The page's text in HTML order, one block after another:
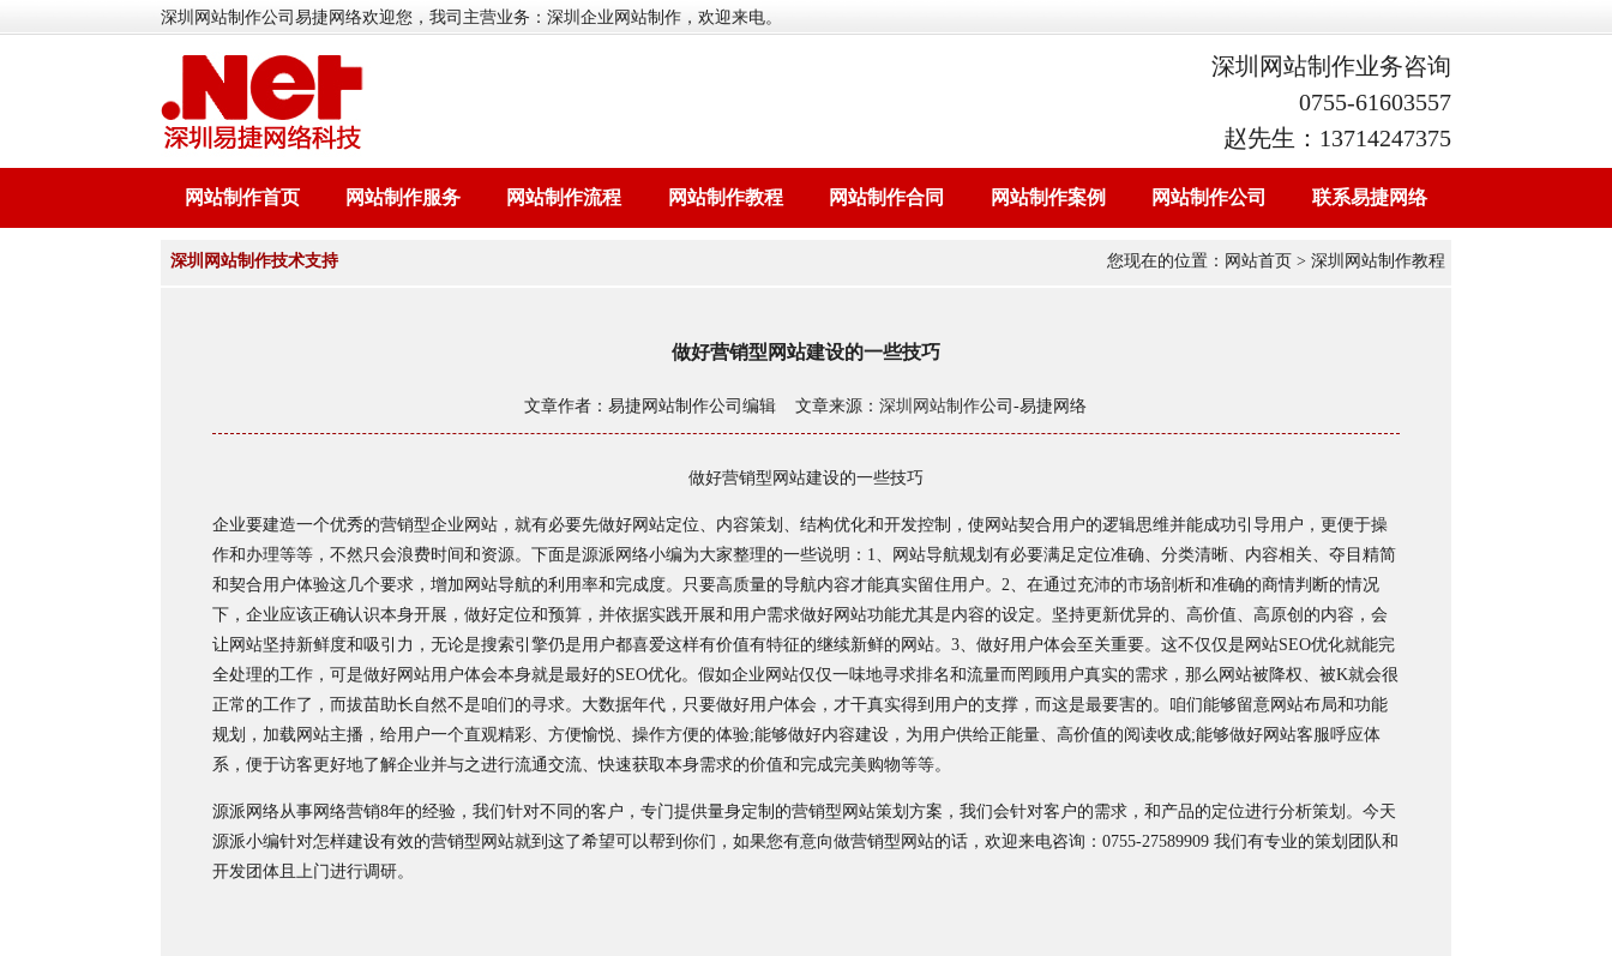
深圳网站制作公司易捷网络欢迎您，我司主营业务：深圳企业网站制作，欢迎来电。
深圳网站制作业务咨询
0755-61603557
赵先生：13714247375
网站制作首页 网站制作服务 网站制作流程 网站制作教程 网站制作合同 网站制作案例 网站制作公司 联系易捷网络
深圳网站制作技术支持 您现在的位置： 网站首页 > 深圳网站制作教程
做好营销型网站建设的一些技巧
文章作者：易捷网站制作公司编辑 文章来源：深圳网站制作公司-易捷网络
做好营销型网站建设的一些技巧
企业要建造一个优秀的营销型企业网站，就有必要先做好网站定位、内容策划、结构优化和开发控制，使网站契合用户的逻辑思维并能成功引导用户，更便于操
作和办理等等，不然只会浪费时间和资源。下面是源派网络小编为大家整理的一些说明：1、网站导航规划有必要满足定位准确、分类清晰、内容相关、夺目精简
和契合用户体验这几个要求，增加网站导航的利用率和完成度。只要高质量的导航内容才能真实留住用户。2、在通过充沛的市场剖析和准确的商情判断的情况
下，企业应该正确认识本身开展，做好定位和预算，并依据实践开展和用户需求做好网站功能尤其是内容的设定。坚持更新优异的、高价值、高原创的内容，会
让网站坚持新鲜度和吸引力，无论是搜索引擎仍是用户都喜爱这样有价值有特征的继续新鲜的网站。3、做好用户体会至关重要。这不仅仅是网站SEO优化就能完
全处理的工作，可是做好网站用户体会本身就是最好的SEO优化。假如企业网站仅仅一味地寻求排名和流量而罔顾用户真实的需求，那么网站被降权、被K就会很
正常的工作了，而拔苗助长自然不是咱们的寻求。大数据年代，只要做好用户体会，才干真实得到用户的支撑，而这是最要害的。咱们能够留意网站布局和功能
规划，加载网站主播，给用户一个直观精彩、方便愉悦、操作方便的体验;能够做好内容建设，为用户供给正能量、高价值的阅读收成;能够做好网站客服呼应体
系，便于访客更好地了解企业并与之进行流通交流、快速获取本身需求的价值和完成完美购物等等。
源派网络从事网络营销8年的经验，我们针对不同的客户，专门提供量身定制的营销型网站策划方案，我们会针对客户的需求，和产品的定位进行分析策划。今天
源派小编针对怎样建设有效的营销型网站就到这了希望可以帮到你们，如果您有意向做营销型网站的话，欢迎来电咨询：0755-27589909 我们有专业的策划团队和
开发团体且上门进行调研。